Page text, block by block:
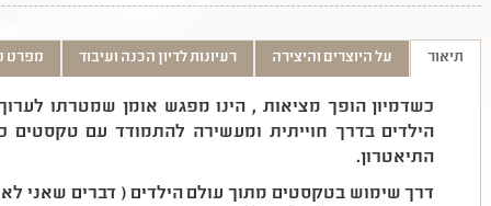
תיאור על היוצרים והיצירה רעיונות לדיון הכנה ועיבוד מפרט
כשדמיון הופך מציאות , הינו מפגש אומן שמטרתו
הילדים בדרך חוייתית ומעשירה להתמודד עם
התיאטרון.
דרך שימוש בטקסטים מתוך עולם הילדים ( דברים שאני